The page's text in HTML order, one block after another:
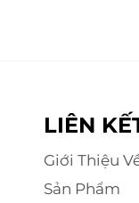
LIÊN
Giới Thiệu
Sản Phẩm